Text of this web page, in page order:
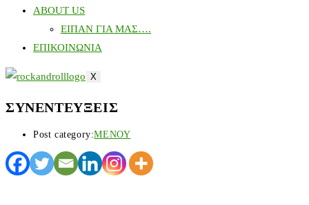
ABOUT US
ΕΙΠΑΝ ΓΙΑ ΜΑΣ….
ΕΠΙΚΟΙΝΩΝΙΑ
X
ΣΥΝΕΝΤΕΥΞΕΙΣ
Post category:ΜΕΝΟΥ